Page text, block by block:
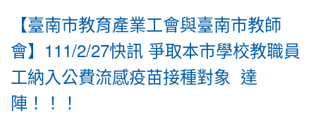
【臺南市教育產業工會與臺南市教師
會】111/2/27快訊 爭取本市學校教職員
工納入公費流感疫苗接種對象 達
陣！！！